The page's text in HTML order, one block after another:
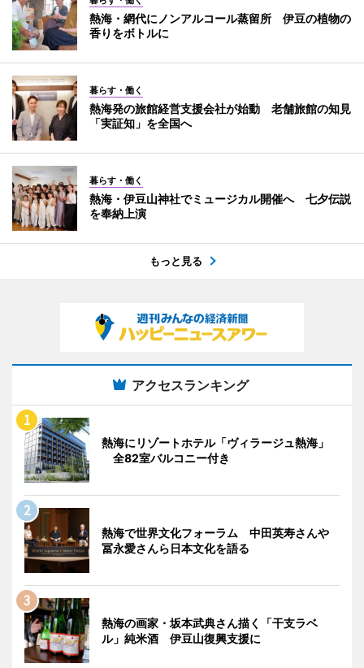
熱海・網代にノンアルコール蒸留所 伊豆の植物の
香りをボトルに
暮らす・働く
熱海発の旅館経営支援会社が始動 老舗旅館の知見
「実証知」を全国へ
暮らす・働く
熱海・伊豆山神社でミュージカル開催へ 七夕伝説
を奉納上演
もっと見る
アクセスランキング
熱海にリゾートホテル「ヴィラージュ熱海」
全82室バルコニー付き
熱海で世界文化フォーラム 中田英寿さんや
冨永愛さんら日本文化を語る
熱海の画家・坂本武典さん描く「干支ラベ
ル」純米酒 伊豆山復興支援に